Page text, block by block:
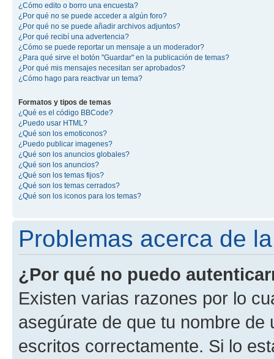
¿Cómo edito o borro una encuesta?
¿Por qué no se puede acceder a algún foro?
¿Por qué no se puede añadir archivos adjuntos?
¿Por qué recibí una advertencia?
¿Cómo se puede reportar un mensaje a un moderador?
¿Para qué sirve el botón "Guardar" en la publicación de temas?
¿Por qué mis mensajes necesitan ser aprobados?
¿Cómo hago para reactivar un tema?
Formatos y tipos de temas
¿Qué es el código BBCode?
¿Puedo usar HTML?
¿Qué son los emoticonos?
¿Puedo publicar imagenes?
¿Qué son los anuncios globales?
¿Qué son los anuncios?
¿Qué son los temas fijos?
¿Qué son los temas cerrados?
¿Qué son los iconos para los temas?
Problemas acerca de
¿Por qué no puedo
Existen varias razones por lo
asegúrate de que tu nombre
escritos correctamente. Si lo